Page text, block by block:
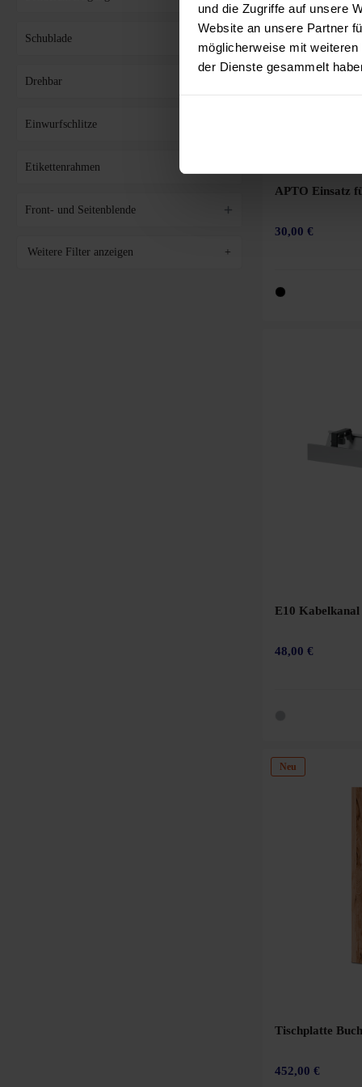
und die Zugriffe auf unsere
Website an unsere Partner
möglicherweise mit
der Dienste gesammelt
140 x 142 cm
150 x 80 cm
160/140 x 60/60 cm
Schublade
Drehbar
Einwurfschlitze
Etikettenrahmen
Front- und Seitenblende
Weitere Filter anzeigen +
APTO Einsatz
30,00 €
E10 Kabelkanal
48,00 €
Neu
Tischplatte
452,00 €